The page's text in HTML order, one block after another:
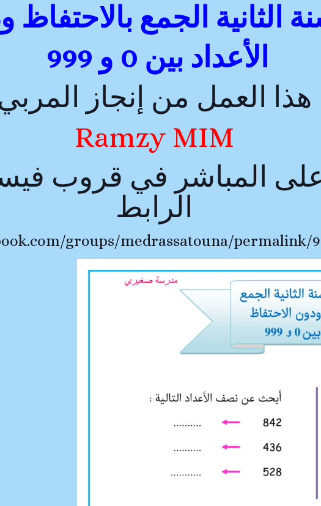
الثانية الجمع بالاحتفاظ
الأعداد بين 0 و 999
هذا العمل من إنجاز
Ramzy MIM
المباشر في قروب
الرابط
groups/medrassatouna/permalink/